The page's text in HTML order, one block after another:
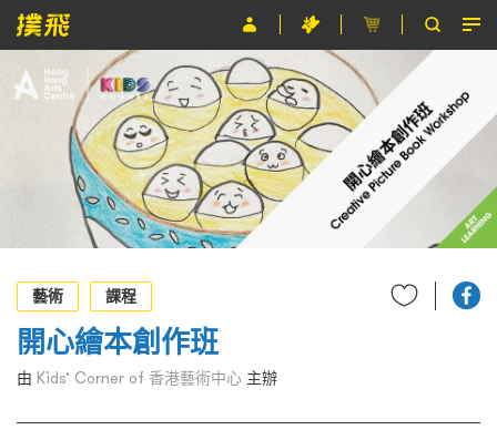
節目
主辦單位
關於撲飛
條款及細則
EN
藝術
課程
開心繪本創作班
由 Kids’ Corner of 香港藝術中心 主辦